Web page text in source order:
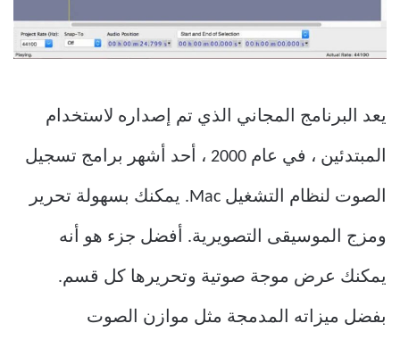
يعد البرنامج المجاني الذي تم إصداره لاستخدام
المبتدئين ، في عام 2000 ، أحد أشهر برامج تسجيل
الصوت لنظام التشغيل Mac. يمكنك بسهولة تحرير
ومزج الموسيقى التصويرية. أفضل جزء هو أنه
يمكنك عرض موجة صوتية وتحريرها كل قسم.
بفضل ميزاته المدمجة مثل موازن الصوت